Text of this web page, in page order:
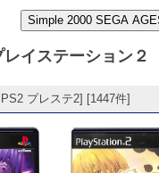
Simple 2000 SEGA
レイステーション
プレステ2] [1447件]